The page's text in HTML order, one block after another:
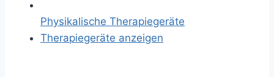
Physikalische Therapiegeräte
Therapiegeräte anzeigen